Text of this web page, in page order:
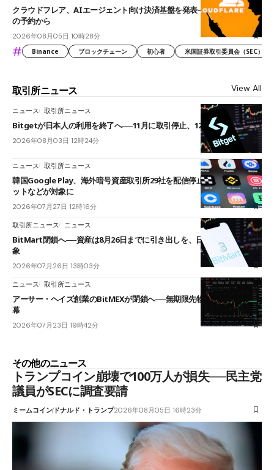
クラウドフレア、AIエージェント向け決済基盤を発表──まずハンドル名
の予約から
2026年08月05日 10時28分
# Binance ブロックチェーン 初心者 米国証券取引委員会（SEC）
取引所ニュース View All
ニュース 取引所ニュース
Bitgetが日本人の利用を終了へ──11月に取引停止、12月末に強制決済
2026年08月03日 12時24分
ニュース 取引所ニュース
韓国Google Play、海外暗号資産取引所29社を配信停止──OKXやバイビ
ットなどが対象に
2026年07月27日 12時16分
取引所ニュース ニュース
BitMart閉鎖へ──資産は8月26日までに引き出しを、日本人利用者も対
象
2026年07月26日 13時03分
ニュース 取引所ニュース
アーサー・ヘイズ創業のBitMEXが閉鎖へ──無期限先物を生んだ11年に
幕
2026年07月23日 19時42分
その他のニュース
トランプコイン崩壊で100万人が損失──民主党
議員がSECに調査要請
ミームコインドナルド・トランプ2026年08月05日 16時23分